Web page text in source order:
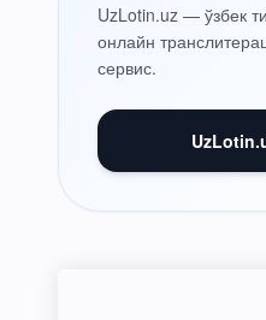
UzLotin.uz — ўзбек
онлайн
сервис.